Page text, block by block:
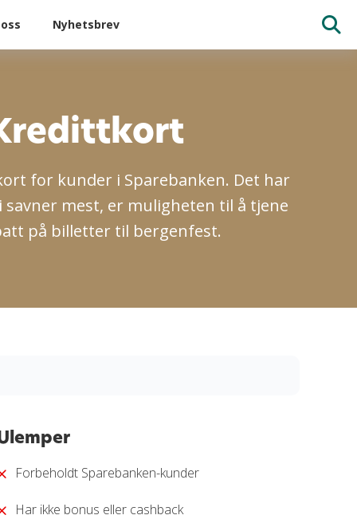
Nyhetsbrev
for kunder i Sparebanken. Det har
mest, er muligheten til å tjene
på billetter til bergenfest.
Målet vårt er å gi deg et trygt og informert
Forbeholdt Sparebanken-kunder
Har ikke bonus eller cashback